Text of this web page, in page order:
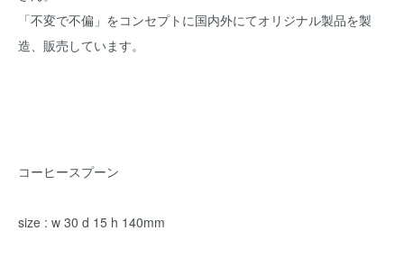
「不変で不偏」をコンセプトに国内外にてオリジナル製品を製
造、販売しています。
コーヒースプーン
size : w 30 d 15 h 140mm